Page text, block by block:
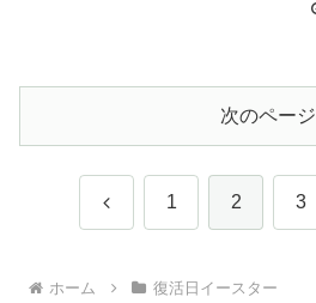
次のページ
前 1 2 3
ホーム 復活日イースター